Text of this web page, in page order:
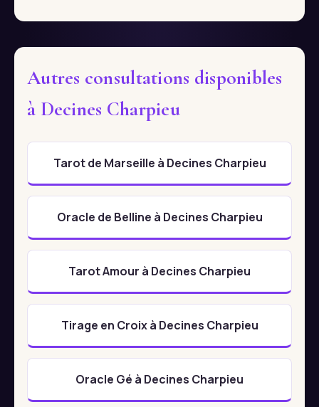
Autres consultations disponibles
à Decines Charpieu
Tarot de Marseille à Decines Charpieu
Oracle de Belline à Decines Charpieu
Tarot Amour à Decines Charpieu
Tirage en Croix à Decines Charpieu
Oracle Gé à Decines Charpieu